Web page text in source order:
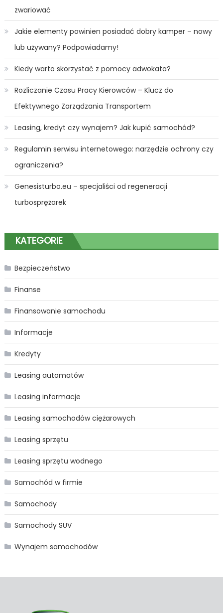
zwariować
Jakie elementy powinien posiadać dobry kamper – nowy
lub używany? Podpowiadamy!
Kiedy warto skorzystać z pomocy adwokata?
Rozliczanie Czasu Pracy Kierowców – Klucz do
Efektywnego Zarządzania Transportem
Leasing, kredyt czy wynajem? Jak kupić samochód?
Regulamin serwisu internetowego: narzędzie ochrony czy
ograniczenia?
Genesisturbo.eu – specjaliści od regeneracji
turbosprężarek
KATEGORIE
Bezpieczeństwo
Finanse
Finansowanie samochodu
Informacje
Kredyty
Leasing automatów
Leasing informacje
Leasing samochodów ciężarowych
Leasing sprzętu
Leasing sprzętu wodnego
Samochód w firmie
Samochody
Samochody SUV
Wynajem samochodów